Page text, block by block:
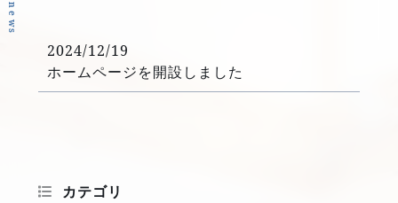
n
e
w
s
2024/12/19
ホームページを開設しました
カテゴリ